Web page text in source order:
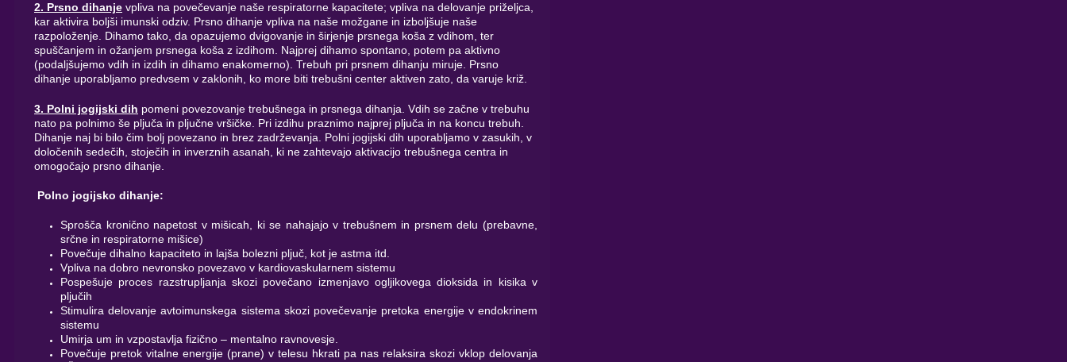
2. Prsno dihanje vpliva na povečevanje naše respiratorne kapacitete; vpliva na delovanje priželjca,
kar aktivira boljši imunski odziv. Prsno dihanje vpliva na naše možgane in izboljšuje naše
razpoloženje. Dihamo tako, da opazujemo dvigovanje in širjenje prsnega koša z vdihom, ter
spuščanjem in ožanjem prsnega koša z izdihom. Najprej dihamo spontano, potem pa aktivno
(podaljšujemo vdih in izdih in dihamo enakomerno). Trebuh pri prsnem dihanju miruje. Prsno
dihanje uporabljamo predvsem v zaklonih, ko more biti trebušni center aktiven zato, da varuje križ.
3. Polni jogijski dih pomeni povezovanje trebušnega in prsnega dihanja. Vdih se začne v trebuhu
nato pa polnimo še pljuča in pljučne vršičke. Pri izdihu praznimo najprej pljuča in na koncu trebuh.
Dihanje naj bi bilo čim bolj povezano in brez zadrževanja. Polni jogijski dih uporabljamo v zasukih, v
določenih sedečih, stoječih in inverznih asanah, ki ne zahtevajo aktivacijo trebušnega centra in
omogočajo prsno dihanje.
Polno jogijsko dihanje:
Sprošča kronično napetost v mišicah, ki se nahajajo v trebušnem in prsnem delu (prebavne,
srčne in respiratorne mišice)
Povečuje dihalno kapaciteto in lajša bolezni pljuč, kot je astma itd.
Vpliva na dobro nevronsko povezavo v kardiovaskularnem sistemu
Pospešuje proces razstrupljanja skozi povečano izmenjavo ogljikovega dioksida in kisika v
pljučih
Stimulira delovanje avtoimunskega sistema skozi povečevanje pretoka energije v endokrinem
sistemu
Umirja um in vzpostavlja fizično – mentalno ravnovesje.
Povečuje pretok vitalne energije (prane) v telesu hkrati pa nas relaksira skozi vklop delovanja